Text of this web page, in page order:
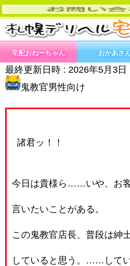
宅配おねーちゃん おかあさ
最終更新日時 : 2026年5月3日
鬼教官男性向け
諸君ッ！！
今日は貴様ら……いや、お
言いたいことがある。
この鬼教官店長、普段は紳
していると思う。……してい